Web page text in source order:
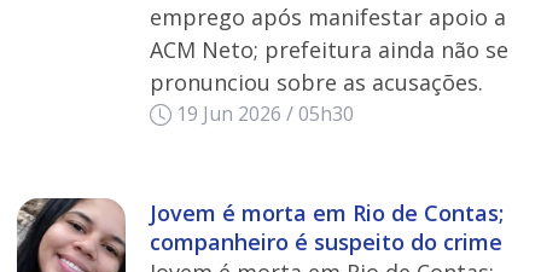
emprego após manifestar apoio a
ACM Neto; prefeitura ainda não se
pronunciou sobre as acusações.
19 Jun 2026 / 05h30
Jovem é morta em Rio de Contas;
companheiro é suspeito do crime